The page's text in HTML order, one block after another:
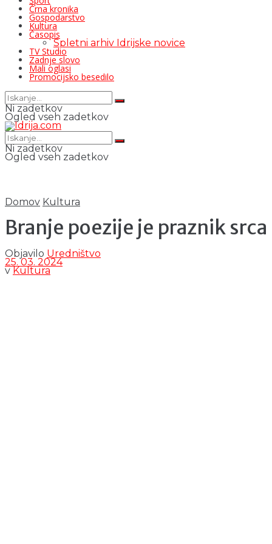
Črna kronika
Gospodarstvo
Kultura
Časopis
Spletni arhiv Idrijske novice
TV Studio
Zadnje slovo
Mali oglasi
Promocijsko besedilo
Ni zadetkov
Ogled vseh zadetkov
Ni zadetkov
Ogled vseh zadetkov
Domov Kultura
Branje poezije je praznik srca
Objavilo Uredništvo
25. 03. 2024
v Kultura